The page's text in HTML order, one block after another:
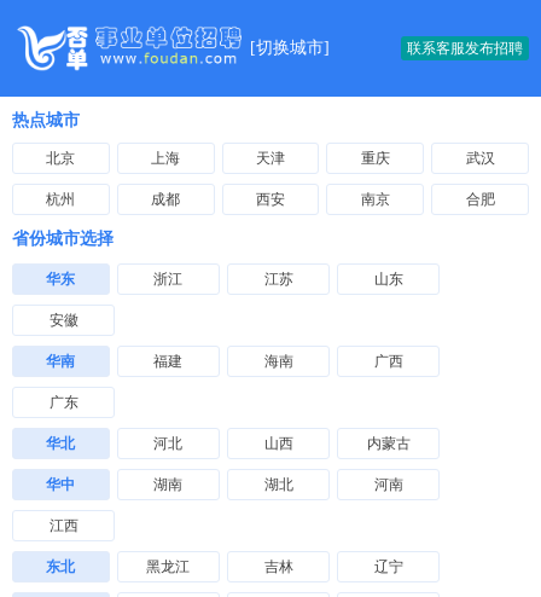
联系客服发布招聘
[切换城市]
热点城市
北京 上海 天津 重庆 武汉
杭州 成都 西安 南京 合肥
省份城市选择
华东 浙江 江苏 山东
安徽
华南 福建 海南 广西
广东
华北 河北 山西 内蒙古
华中 湖南 湖北 河南
江西
东北 黑龙江 吉林 辽宁